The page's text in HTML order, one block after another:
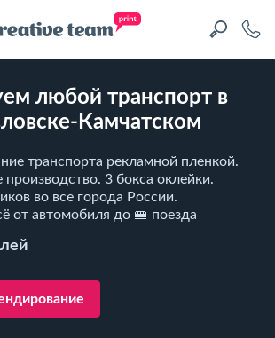
любой транспорт в
Камчатском
транспорта рекламной пленкой.
производство. 3 бокса оклейки.
во все города России.
от автомобиля до 🚝 поезда